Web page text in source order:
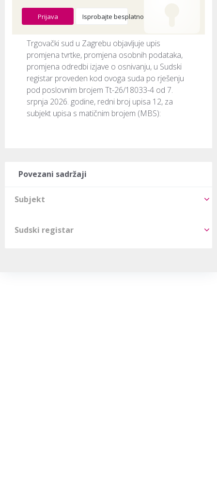
za usluge
Prijava Isprobajte besplatno
Trgovački sud u Zagrebu objavljuje upis
promjena tvrtke, promjena osobnih podataka,
promjena odredbi izjave o osnivanju, u Sudski
registar proveden kod ovoga suda po rješenju
pod poslovnim brojem Tt-26/18033-4 od 7.
srpnja 2026. godine, redni broj upisa 12, za
subjekt upisa s matičnim brojem (MBS):
Povezani sadržaji
Subjekt
Sudski registar